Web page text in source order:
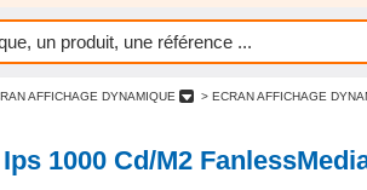
AFFICHAGE DYNAMIQUE > ECRAN AFFICHAGE
1000 Cd/M2